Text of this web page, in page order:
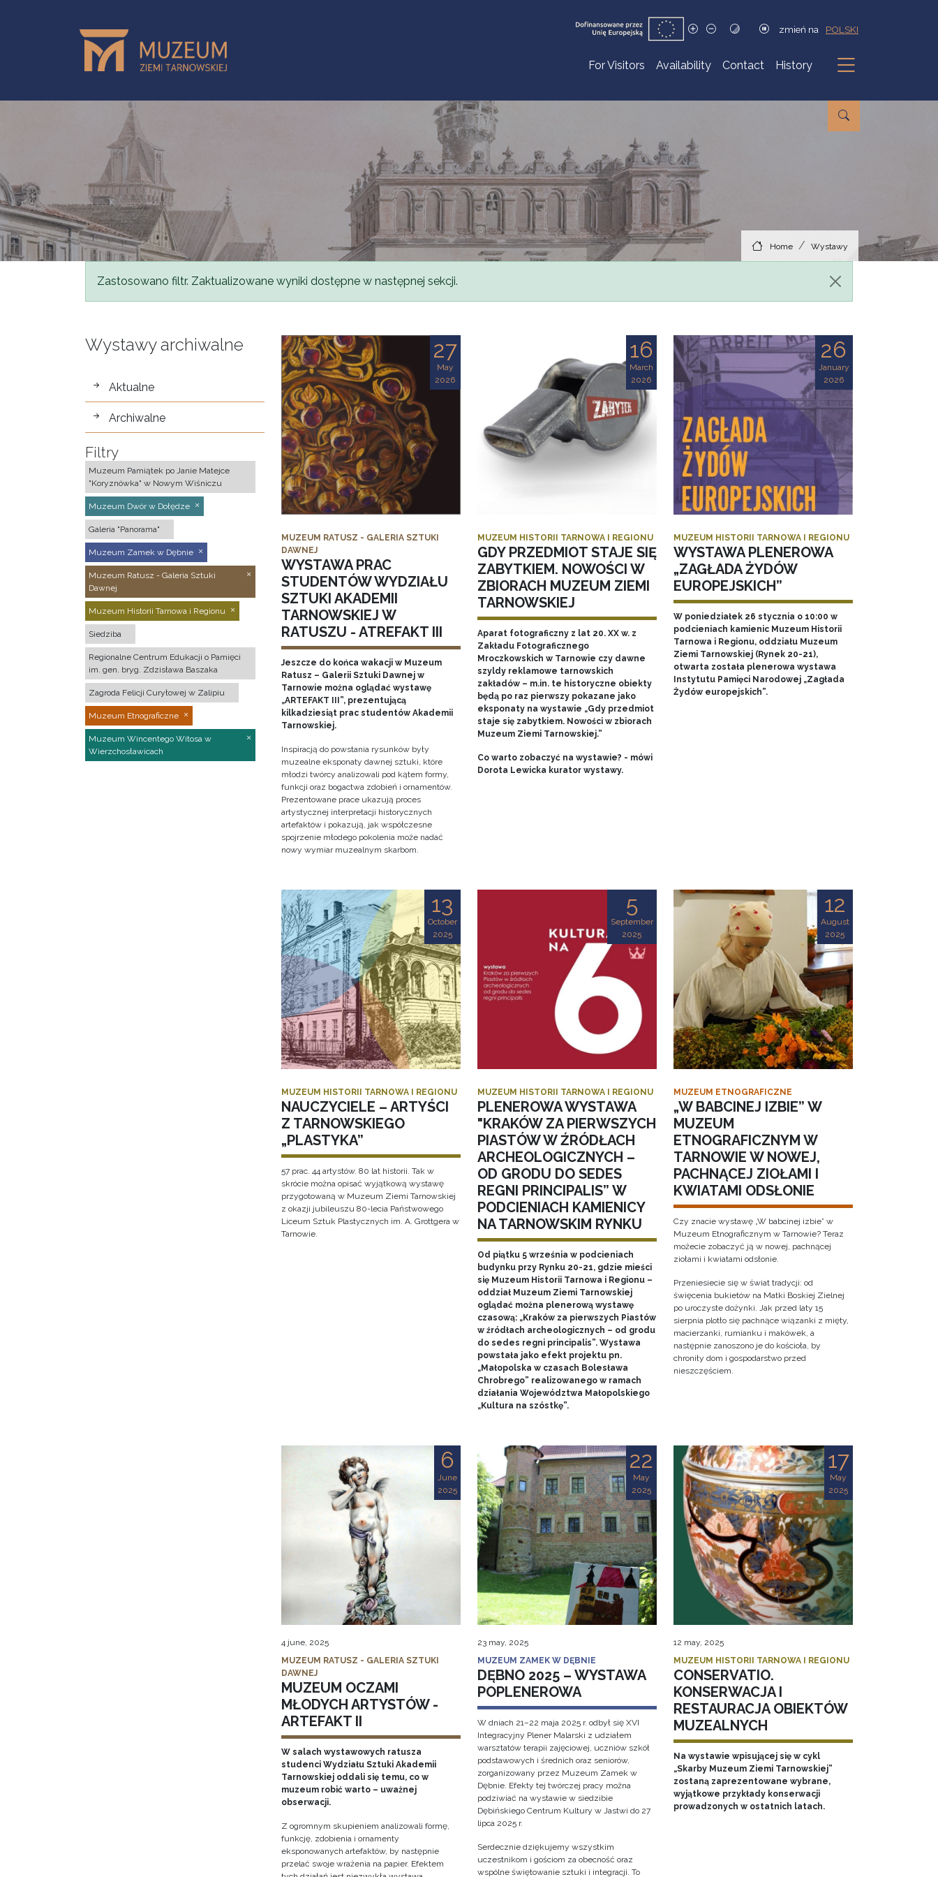
zmień na POLSKI
For Visitors Availability Contact History
Submenu
Home Wystawy
Status message
Zastosowano filtr. Zaktualizowane wyniki dostępne w następnej sekcji.
Wystawy archiwalne
wystawy
Aktualne
Archiwalne
Filtry
Muzeum Pamiątek po Janie Matejce
"Koryznówka" w Nowym Wiśniczu
Muzeum Dwór w Dołędze
Galeria "Panorama"
Muzeum Zamek w Dębnie
Muzeum Ratusz - Galeria Sztuki
Dawnej
Muzeum Historii Tarnowa i Regionu
Siedziba
Regionalne Centrum Edukacji o Pamięci
im. gen. bryg. Zdzisława Baszaka
Zagroda Felicji Curyłowej w Zalipiu
Muzeum Etnograficzne
Muzeum Wincentego Witosa w
Wierzchosławicach
27
May
2026
MUZEUM RATUSZ - GALERIA SZTUKI
DAWNEJ
WYSTAWA PRAC
STUDENTÓW WYDZIAŁU
SZTUKI AKADEMII
TARNOWSKIEJ W
RATUSZU - ATREFAKT III
Jeszcze do końca wakacji w Muzeum
Ratusz – Galerii Sztuki Dawnej w
Tarnowie można oglądać wystawę
„ARTEFAKT III”, prezentującą
kilkadziesiąt prac studentów Akademii
Tarnowskiej.
Inspiracją do powstania rysunków były
muzealne eksponaty dawnej sztuki, które
młodzi twórcy analizowali pod kątem formy,
funkcji oraz bogactwa zdobień i ornamentów.
Prezentowane prace ukazują proces
artystycznej interpretacji historycznych
artefaktów i pokazują, jak współczesne
spojrzenie młodego pokolenia może nadać
nowy wymiar muzealnym skarbom.
16
March
2026
MUZEUM HISTORII TARNOWA I REGIONU
GDY PRZEDMIOT STAJE SIĘ
ZABYTKIEM. NOWOŚCI W
ZBIORACH MUZEUM ZIEMI
TARNOWSKIEJ
Aparat fotograficzny z lat 20. XX w. z
Zakładu Fotograficznego
Mroczkowskich w Tarnowie czy dawne
szyldy reklamowe tarnowskich
zakładów – m.in. te historyczne obiekty
będą po raz pierwszy pokazane jako
eksponaty na wystawie „Gdy przedmiot
staje się zabytkiem. Nowości w zbiorach
Muzeum Ziemi Tarnowskiej.”
Co warto zobaczyć na wystawie? - mówi
Dorota Lewicka kurator wystawy.
26
January
2026
MUZEUM HISTORII TARNOWA I REGIONU
WYSTAWA PLENEROWA
„ZAGŁADA ŻYDÓW
EUROPEJSKICH”
W poniedziałek 26 stycznia o 10:00 w
podcieniach kamienic Muzeum Historii
Tarnowa i Regionu, oddziału Muzeum
Ziemi Tarnowskiej (Rynek 20-21),
otwarta została plenerowa wystawa
Instytutu Pamięci Narodowej „Zagłada
Żydów europejskich”.
13
October
2025
MUZEUM HISTORII TARNOWA I REGIONU
NAUCZYCIELE – ARTYŚCI
Z TARNOWSKIEGO
„PLASTYKA”
57 prac. 44 artystów. 80 lat historii. Tak w
skrócie można opisać wyjątkową wystawę
przygotowaną w Muzeum Ziemi Tarnowskiej
z okazji jubileuszu 80-lecia Państwowego
Liceum Sztuk Plastycznych im. A. Grottgera w
Tarnowie.
5
September
2025
MUZEUM HISTORII TARNOWA I REGIONU
PLENEROWA WYSTAWA
"KRAKÓW ZA PIERWSZYCH
PIASTÓW W ŹRÓDŁACH
ARCHEOLOGICZNYCH –
OD GRODU DO SEDES
REGNI PRINCIPALIS” W
PODCIENIACH KAMIENICY
NA TARNOWSKIM RYNKU
Od piątku 5 września w podcieniach
budynku przy Rynku 20-21, gdzie mieści
się Muzeum Historii Tarnowa i Regionu –
oddział Muzeum Ziemi Tarnowskiej
oglądać można plenerową wystawę
czasową: „Kraków za pierwszych Piastów
w źródłach archeologicznych – od grodu
do sedes regni principalis”. Wystawa
powstała jako efekt projektu pn.
„Małopolska w czasach Bolesława
Chrobrego” realizowanego w ramach
działania Województwa Małopolskiego
„Kultura na szóstkę”.
12
August
2025
MUZEUM ETNOGRAFICZNE
„W BABCINEJ IZBIE” W
MUZEUM
ETNOGRAFICZNYM W
TARNOWIE W NOWEJ,
PACHNĄCEJ ZIOŁAMI I
KWIATAMI ODSŁONIE
Czy znacie wystawę „W babcinej izbie” w
Muzeum Etnograficznym w Tarnowie? Teraz
możecie zobaczyć ją w nowej, pachnącej
ziołami i kwiatami odsłonie.
Przeniesiecie się w świat tradycji: od
święcenia bukietów na Matki Boskiej Zielnej
po uroczyste dożynki. Jak przed laty 15
sierpnia plotło się pachnące wiązanki z mięty,
macierzanki, rumianku i makówek, a
następnie zanoszono je do kościoła, by
chroniły dom i gospodarstwo przed
nieszczęściem.
6
June
2025
4 june, 2025
MUZEUM RATUSZ - GALERIA SZTUKI
DAWNEJ
MUZEUM OCZAMI
MŁODYCH ARTYSTÓW -
ARTEFAKT II
W salach wystawowych ratusza
studenci Wydziału Sztuki Akademii
Tarnowskiej oddali się temu, co w
muzeum robić warto – uważnej
obserwacji.
Z ogromnym skupieniem analizowali formę,
funkcję, zdobienia i ornamenty
eksponowanych artefaktów, by następnie
przelać swoje wrażenia na papier. Efektem
22
May
2025
23 may, 2025
MUZEUM ZAMEK W DĘBNIE
DĘBNO 2025 – WYSTAWA
POPLENEROWA
W dniach 21–22 maja 2025 r. odbył się XVI
Integracyjny Plener Malarski z udziałem
warsztatów terapii zajęciowej, uczniów szkół
podstawowych i średnich oraz seniorów,
zorganizowany przez Muzeum Zamek w
Dębnie. Efekty tej twórczej pracy można
podziwiać na wystawie w siedzibie
Dębińskiego Centrum Kultury w Jastwi do 27
lipca 2025 r.
Serdecznie dziękujemy wszystkim
uczestnikom i gościom za obecność oraz
wspólne świętowanie sztuki i integracji. To
17
May
2025
12 may, 2025
MUZEUM HISTORII TARNOWA I REGIONU
CONSERVATIO.
KONSERWACJA I
RESTAURACJA OBIEKTÓW
MUZEALNYCH
Na wystawie wpisującej się w cykl
„Skarby Muzeum Ziemi Tarnowskiej”
zostaną zaprezentowane wybrane,
wyjątkowe przykłady konserwacji
prowadzonych w ostatnich latach.